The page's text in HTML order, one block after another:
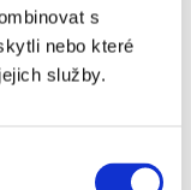
s
nebo které
služby.